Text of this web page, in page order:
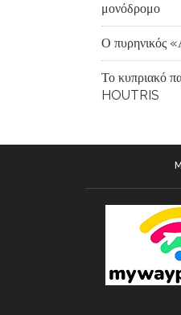
μονόδρομο
Ο πυρηνικός
Το κυπριακό
HOUTRIS